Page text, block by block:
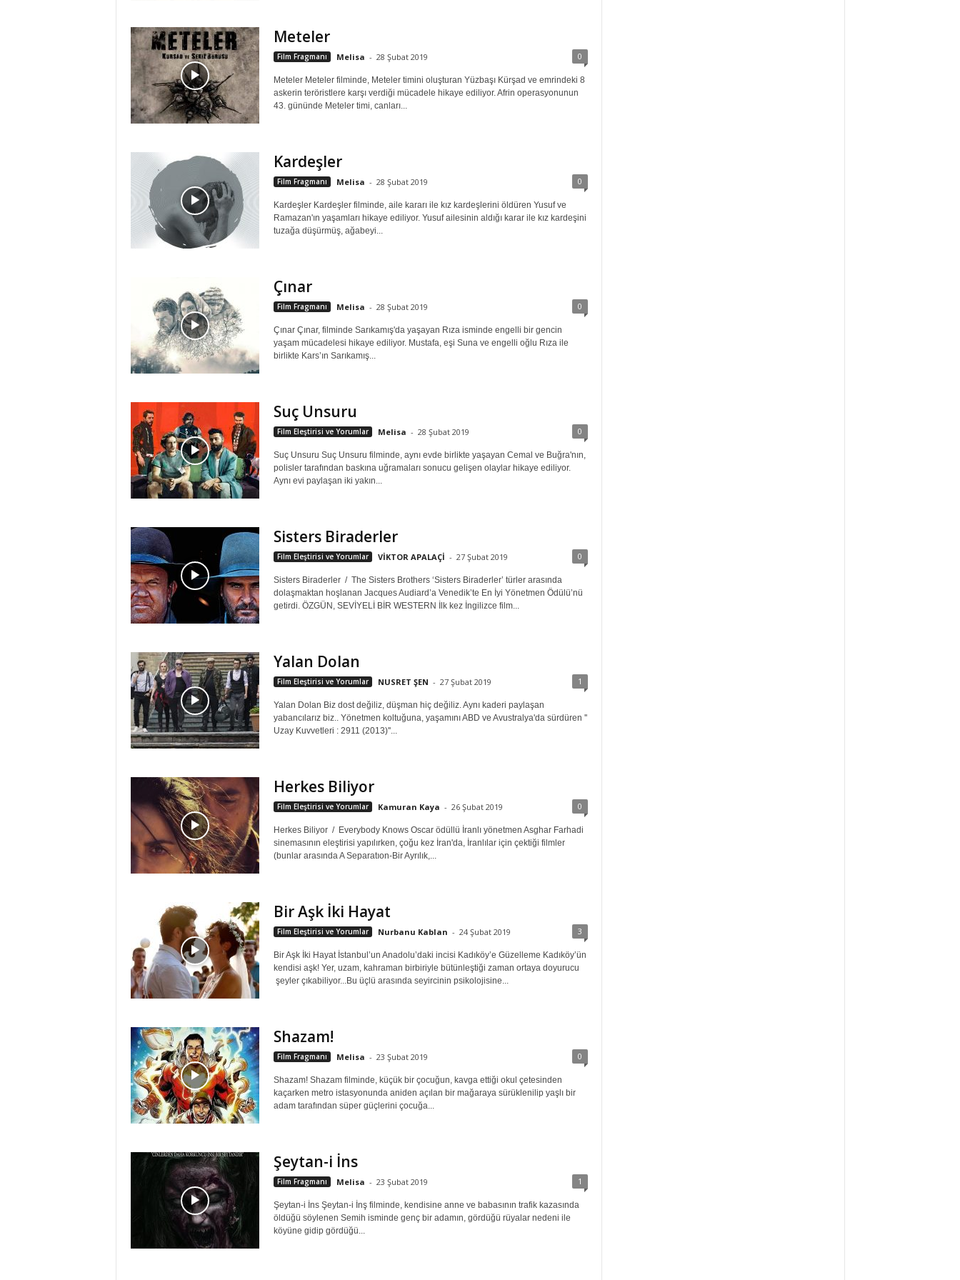
Meteler
Film Fragmanı Melisa - 28 Şubat 2019 0
Meteler Meteler filminde, Meteler timini oluşturan Yüzbaşı Kürşad ve emrindeki 8
askerin teröristlere karşı verdiği mücadele hikaye ediliyor. Afrin operasyonunun
43. gününde Meteler timi, canları...
Kardeşler
Film Fragmanı Melisa - 28 Şubat 2019 0
Kardeşler Kardeşler filminde, aile kararı ile kız kardeşlerini öldüren Yusuf ve
Ramazan'ın yaşamları hikaye ediliyor. Yusuf ailesinin aldığı karar ile kız kardeşini
tuzağa düşürmüş, ağabeyi...
Çınar
Film Fragmanı Melisa - 28 Şubat 2019 0
Çınar Çınar, filminde Sarıkamış'da yaşayan Rıza isminde engelli bir gencin
yaşam mücadelesi hikaye ediliyor. Mustafa, eşi Suna ve engelli oğlu Rıza ile
birlikte Kars’ın Sarıkamış...
Suç Unsuru
Film Eleştirisi ve Yorumlar Melisa - 28 Şubat 2019 0
Suç Unsuru Suç Unsuru filminde, aynı evde birlikte yaşayan Cemal ve Buğra'nın,
polisler tarafından baskına uğramaları sonucu gelişen olaylar hikaye ediliyor.
Aynı evi paylaşan iki yakın...
Sisters Biraderler
Film Eleştirisi ve Yorumlar VİKTOR APALAÇİ - 27 Şubat 2019 0
Sisters Biraderler / The Sisters Brothers ‘Sisters Biraderler’ türler arasında
dolaşmaktan hoşlanan Jacques Audiard’a Venedik’te En İyi Yönetmen Ödülü’nü
getirdi. ÖZGÜN, SEVİYELİ BİR WESTERN İlk kez İngilizce film...
Yalan Dolan
Film Eleştirisi ve Yorumlar NUSRET ŞEN - 27 Şubat 2019 1
Yalan Dolan Biz dost değiliz, düşman hiç değiliz. Aynı kaderi paylaşan
yabancılarız biz.. Yönetmen koltuğuna, yaşamını ABD ve Avustralya'da sürdüren ''
Uzay Kuvvetleri : 2911 (2013)''...
Herkes Biliyor
Film Eleştirisi ve Yorumlar Kamuran Kaya - 26 Şubat 2019 0
Herkes Biliyor / Everybody Knows Oscar ödüllü İranlı yönetmen Asghar Farhadi
sinemasının eleştirisi yapılırken, çoğu kez İran'da, İranlılar için çektiği filmler
(bunlar arasında A Separatıon-Bir Ayrılık,...
Bir Aşk İki Hayat
Film Eleştirisi ve Yorumlar Nurbanu Kablan - 24 Şubat 2019 3
Bir Aşk İki Hayat İstanbul’un Anadolu’daki incisi Kadıköy’e Güzelleme Kadıköy’ün
kendisi aşk! Yer, uzam, kahraman birbiriyle bütünleştiği zaman ortaya doyurucu
şeyler çıkabiliyor...Bu üçlü arasında seyircinin psikolojisine...
Shazam!
Film Fragmanı Melisa - 23 Şubat 2019 0
Shazam! Shazam filminde, küçük bir çocuğun, kavga ettiği okul çetesinden
kaçarken metro istasyonunda aniden açılan bir mağaraya sürüklenilip yaşlı bir
adam tarafından süper güçlerini çocuğa...
Şeytan-i İns
Film Fragmanı Melisa - 23 Şubat 2019 1
Şeytan-i İns Şeytan-i İnş filminde, kendisine anne ve babasının trafik kazasında
öldüğü söylenen Semih isminde genç bir adamın, gördüğü rüyalar nedeni ile
köyüne gidip gördüğü...